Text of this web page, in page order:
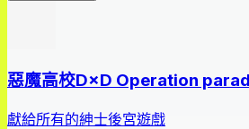
惡魔高校D×D Operation
獻給所有的紳士後宮遊戲